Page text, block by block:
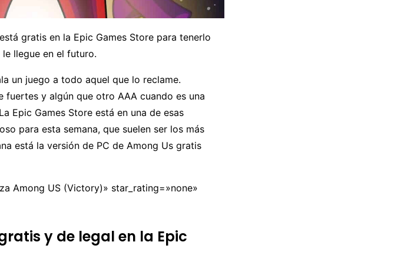
gratis en la Epic Games Store para tenerlo
llegue en el futuro.
un juego a todo aquel que lo reclame.
fuertes y algún que otro AAA cuando es una
Epic Games Store está en una de esas
para esta semana, que suelen ser los más
está la versión de PC de Among Us gratis
Among US (Victory)» star_rating=»none»
y de legal en la Epic